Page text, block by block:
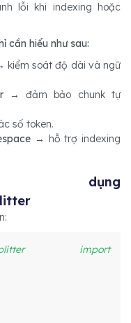
lỗi khi indexing hoặc
cần hiểu như sau:
kiểm soát độ dài và ngữ
→ đảm bảo chunk tự
số token.
→ hỗ trợ indexing
dụng
import